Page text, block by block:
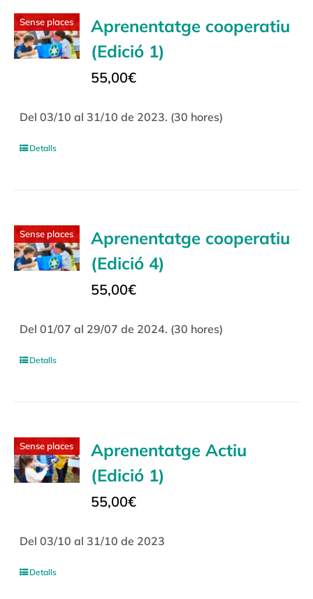
Sense places
Aprenentatge cooperatiu
(Edició 1)
55,00€
Del 03/10 al 31/10 de 2023. (30 hores)
Detalls
Sense places
Aprenentatge cooperatiu
(Edició 4)
55,00€
Del 01/07 al 29/07 de 2024. (30 hores)
Detalls
Sense places
Aprenentatge Actiu
(Edició 1)
55,00€
Del 03/10 al 31/10 de 2023
Detalls